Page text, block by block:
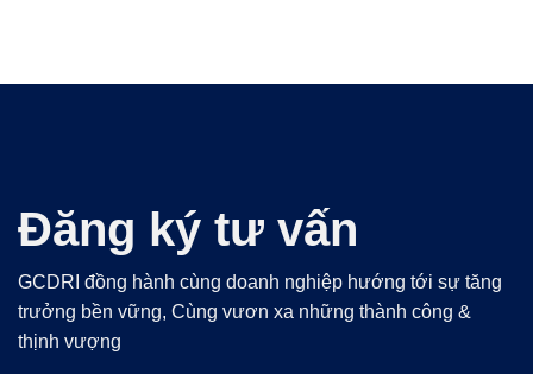
Đăng ký tư vấn
GCDRI đồng hành cùng doanh nghiệp hướng tới sự tăng
trưởng bền vững, Cùng vươn xa những thành công &
thịnh vượng